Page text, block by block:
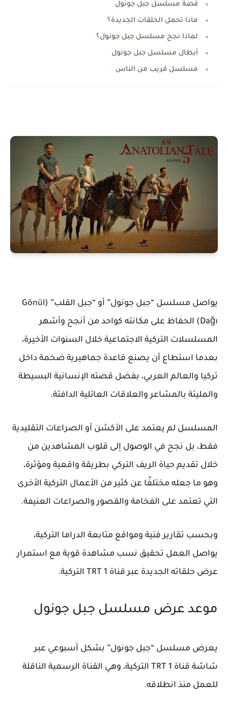
قصة مسلسل جبل جونول
ماذا تحمل الحلقات الجديدة؟
لماذا نجح مسلسل جبل جونول؟
أبطال مسلسل جبل جونول
مسلسل قريب من الناس
يواصل مسلسل “جبل جونول” أو
“جبل القلب” (Gönül
Dağı)
الحفاظ على مكانته كواحد من أنجح وأشهر
المسلسلات التركية الاجتماعية خلال السنوات الأخيرة،
بعدما استطاع أن يصنع قاعدة جماهيرية ضخمة داخل
تركيا والعالم العربي، بفضل قصته الإنسانية البسيطة
والمليئة بالمشاعر والعلاقات العائلية الدافئة.
المسلسل لم يعتمد على الأكشن أو الصراعات التقليدية
فقط، بل نجح في الوصول إلى قلوب المشاهدين من
خلال تقديم حياة الريف التركي بطريقة واقعية ومؤثرة،
وهو ما جعله مختلفًا عن كثير من الأعمال التركية الأخرى
التي تعتمد على الفخامة والقصور والصراعات العنيفة.
وبحسب تقارير فنية ومواقع متابعة الدراما التركية،
يواصل العمل تحقيق نسب مشاهدة قوية مع استمرار
عرض حلقاته الجديدة عبر قناة TRT 1 التركية.
موعد عرض مسلسل جبل جونول
يعرض مسلسل “جبل جونول” بشكل أسبوعي عبر
شاشة قناة TRT 1 التركية، وهي القناة الرسمية الناقلة
للعمل منذ انطلاقه.